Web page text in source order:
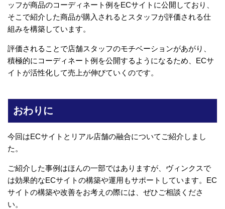
ッフが商品のコーディネート例をECサイトに公開しており、
そこで紹介した商品が購入されるとスタッフが評価される仕
組みを構築しています。
評価されることで店舗スタッフのモチベーションがあがり、
積極的にコーディネート例を公開するようになるため、ECサ
イトが活性化して売上が伸びていくのです。
おわりに
今回はECサイトとリアル店舗の融合についてご紹介しまし
た。
ご紹介した事例はほんの一部ではありますが、ヴィンクスで
は効果的なECサイトの構築や運用もサポートしています。EC
サイトの構築や改善をお考えの際には、ぜひご相談くださ
い。